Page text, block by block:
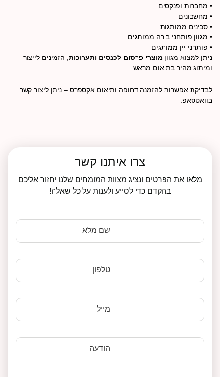
• מחברות ופנקסים
• מחשבונים
• סכינים ממותגות
• מגוון פותחני בירה ממותגים
• פותחני יין ממותגים
ניתן למצוא מגוון מוצרי פרסום לכנסים ותערוכות, הזמינים לייצור
ומיתוג מהיר בתיאום מראש.
לבדיקת אפשרות להזמנה דחופה ותיאום אקספרס – ניתן ליצור קשר
בוואטסאפ.
צרו איתנו קשר
מלאו את הפרטים ונציג מצוות המומחים שלנו יחזור אליכם
בהקדם כדי לסייע ולענות על כל שאלה!
שם מלא
טלפון
מייל
הודעה